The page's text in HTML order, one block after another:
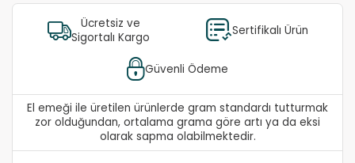
Ücretsiz ve
Sigortalı Kargo
Sertifikalı Ürün
Güvenli Ödeme
El emeği ile üretilen ürünlerde gram standardı tutturmak
zor olduğundan, ortalama grama göre artı ya da eksi
olarak sapma olabilmektedir.